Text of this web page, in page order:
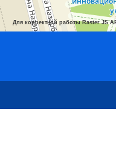
Для корректной работы Raster JS